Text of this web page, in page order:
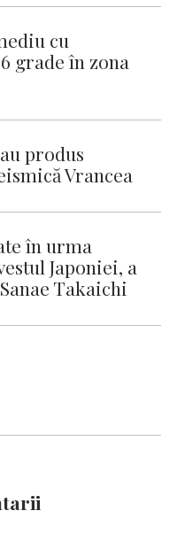
cu
grade în zona
produs
Vrancea
în urma
Japoniei, a
Takaichi